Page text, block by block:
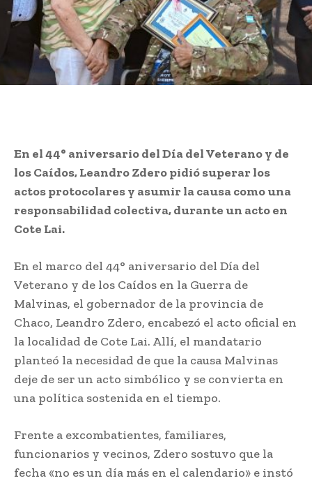
En el 44° aniversario del Día del Veterano y de
los Caídos, Leandro Zdero pidió superar los
actos protocolares y asumir la causa como una
responsabilidad colectiva, durante un acto en
Cote Lai.
En el marco del 44° aniversario del Día del
Veterano y de los Caídos en la Guerra de
Malvinas, el gobernador de la provincia de
Chaco, Leandro Zdero, encabezó el acto oficial en
la localidad de Cote Lai. Allí, el mandatario
planteó la necesidad de que la causa Malvinas
deje de ser un acto simbólico y se convierta en
una política sostenida en el tiempo.
Frente a excombatientes, familiares,
funcionarios y vecinos, Zdero sostuvo que la
fecha «no es un día más en el calendario» e instó